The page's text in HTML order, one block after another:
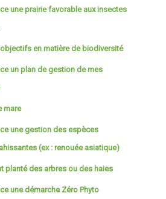
une prairie favorable aux insectes
en matière de biodiversité
un plan de gestion de mes
mare
une gestion des espèces
(ex : renouée asiatique)
planté des arbres ou des haies
une démarche Zéro Phyto